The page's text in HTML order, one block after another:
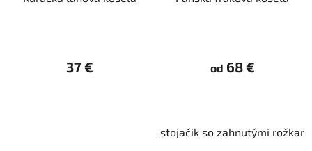
37 € od 68 €
stojačik so zahnutými rožkami